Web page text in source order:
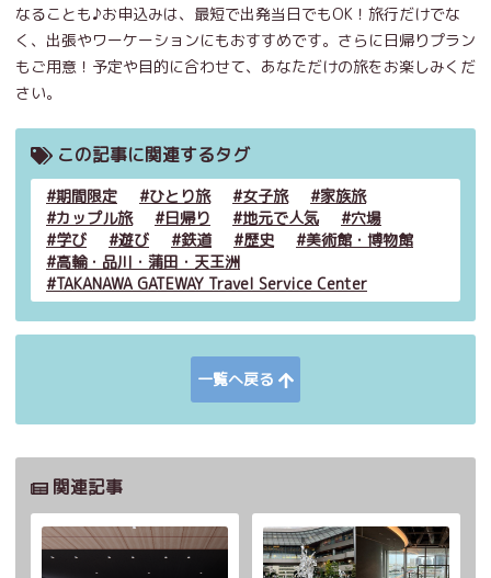
なることも♪お申込みは、最短で出発当日でもOK！旅行だけでな
く、出張やワーケーションにもおすすめです。さらに日帰りプラン
もご用意！予定や目的に合わせて、あなただけの旅をお楽しみくだ
さい。
この記事に関連するタグ
期間限定 ひとり旅 女子旅
家族旅
カップル旅
日帰り 地元で人気
穴場
学び
遊び 鉄道 歴史
美術館・博物館
高輪・品川・蒲田・天王洲
TAKANAWA GATEWAY Travel Service Center
一覧へ戻る
関連記事